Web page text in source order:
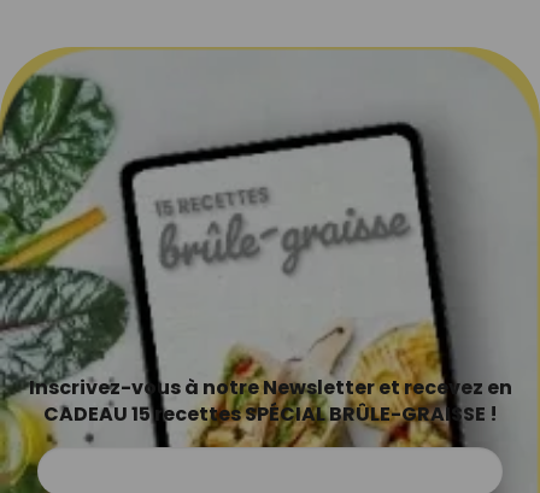
Inscrivez-vous à notre Newsletter et recevez en
CADEAU 15 recettes SPÉCIAL BRÛLE-GRAISSE !